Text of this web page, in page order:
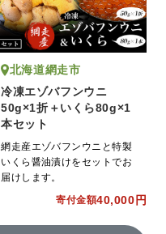
北海道網走市
冷凍エゾバフンウニ
50g×1折＋いくら80g×1
本セット
網走産エゾバフンウニと特製
いくら醤油漬けをセットでお
届けします。
寄付金額40,000円